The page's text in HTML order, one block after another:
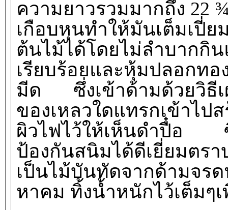
ความยาวรวมมากถึง 22
เกือบหุนทำให้มันเต็มเปี่
ต้นไม้ได้โดยไม่ลำบากกิ
เรียบร้อยและหุ้มปลอกทอ
มีด ซึ่งเข้าด้ามด้วยวิธี
ของเหลวใดแทรกเข้าไ
ผิวไฟไว้ให้เห็นดำปื๋อ ซึ่
ป้องกันสนิมได้ดีเยี่ยมตร
เป็นไม้บันทัดจากด้ามจร
หาคม ทิ้งน้ำหนักไว้เต็มๆ